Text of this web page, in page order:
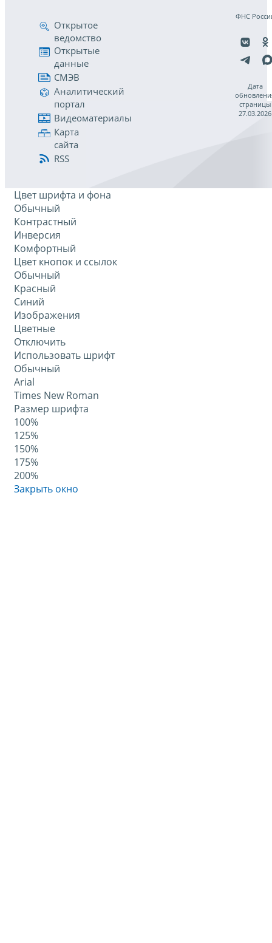
Открытое
ведомство
Открытые
данные
СМЭВ
Аналитический
портал
Видеоматериалы
Карта
сайта
RSS
ФНС
Дата
страницы
27.03.2026
Цвет шрифта и фона
Обычный
Контрастный
Инверсия
Комфортный
Цвет кнопок и ссылок
Обычный
Красный
Синий
Изображения
Цветные
Отключить
Использовать шрифт
Обычный
Arial
Times New Roman
Размер шрифта
100%
125%
150%
175%
200%
Закрыть окно